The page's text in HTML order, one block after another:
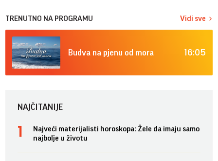
TRENUTNO NA PROGRAMU Vidi sve
Budva na pjenu od mora 16:05
NAJČITANIJE
Najveći materijalisti horoskopa: Žele da imaju samo
najbolje u životu